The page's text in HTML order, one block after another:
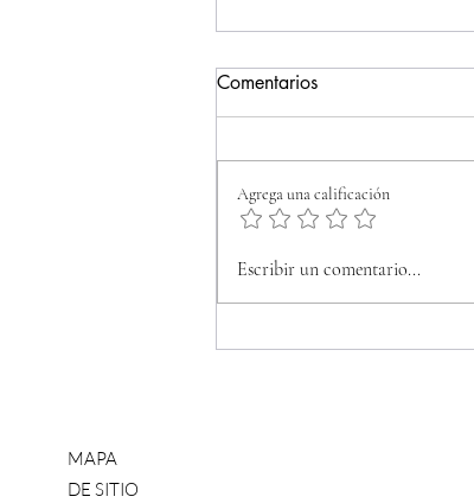
Erótica nostalgia
Comentarios
Agrega una calificación
Escribir un comentario...
MAPA
DE SITIO